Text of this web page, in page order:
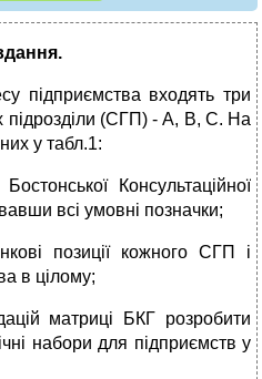
підприємства входять три
підрозділи (СГП) - А, В, С. На
у табл.1:
Консультаційної
всі умовні позначки;
позиції кожного СГП і
в цілому;
матриці БКГ розробити
набори для підприємств у